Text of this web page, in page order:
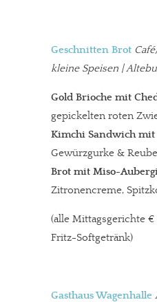
Geschnitten Brot
kleine Speisen |
Gold Brioche mit
gepickelten roten
Kimchi Sandwich mit
Gewürzgurke &
Brot mit Miso-
Zitronencreme,
(alle Mittagsgerichte
Fritz-Softgetränk)
Gasthaus Wagenhalle